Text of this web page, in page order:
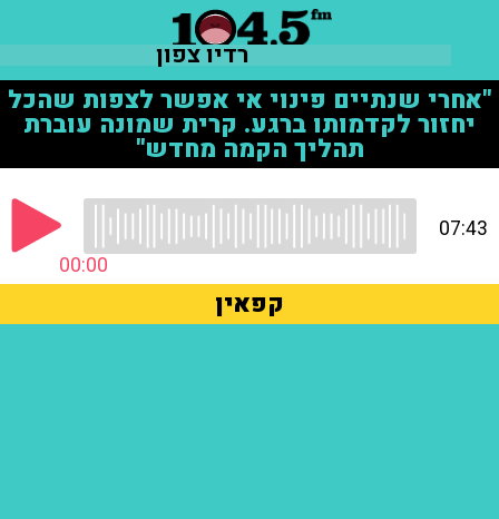
רדיו צפון
"אחרי שנתיים פינוי אי אפשר לצפות שהכל
יחזור לקדמותו ברגע. קרית שמונה עוברת
תהליך הקמה מחדש"
00:00
07:43
קפאין